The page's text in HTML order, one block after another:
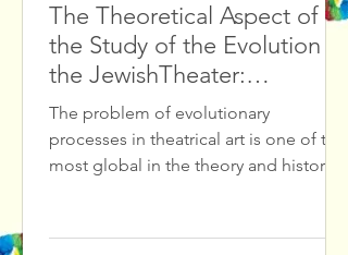
The Theoretical Aspect of
the Study of the Evolution of
the JewishTheater:
Methodological Foundations
and Source Study Base
The problem of evolutionary
processes in theatrical art is one of the
most global in the theory and history
problems is the diagnosis and